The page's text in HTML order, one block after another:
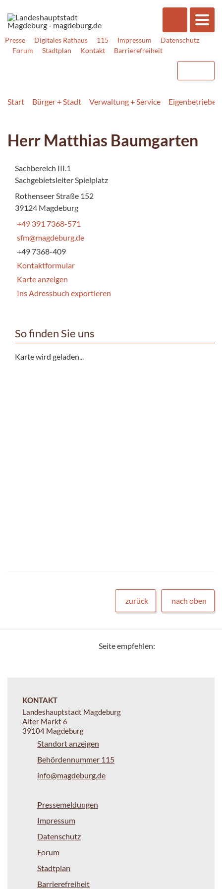
Presse Digitales Rathaus 115 Impressum
Datenschutz
Forum
Stadtplan Kontakt Barrierefreiheit
Start Bürger + Stadt Verwaltung + Service Eigenbetriebe
Herr Matthias Baumgarten
Sachbereich III.1
Sachgebietsleiter Spielplatz
Rothenseer Straße 152
39124 Magdeburg
+49 391 7368-571
sfm@magdeburg.de
+49 7368-409
Kontaktformular
Karte anzeigen
Ins Adressbuch exportieren
So finden Sie uns
Karte wird geladen...
zurück nach oben
Seite empfehlen:
KONTAKT
Landeshauptstadt Magdeburg
Alter Markt 6
39104 Magdeburg
Standort anzeigen
Behördennummer 115
info@magdeburg.de
Pressemeldungen
Impressum
Datenschutz
Forum
Stadtplan
Barrierefreiheit